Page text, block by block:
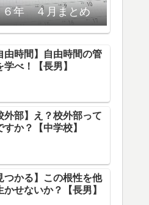
６年 ４月まとめ
由時間】自由時間の管
学べ！【長男】
外部】え？校外部って
すか？【中学校】
つかる】この根性を他
かせないか？【長男】